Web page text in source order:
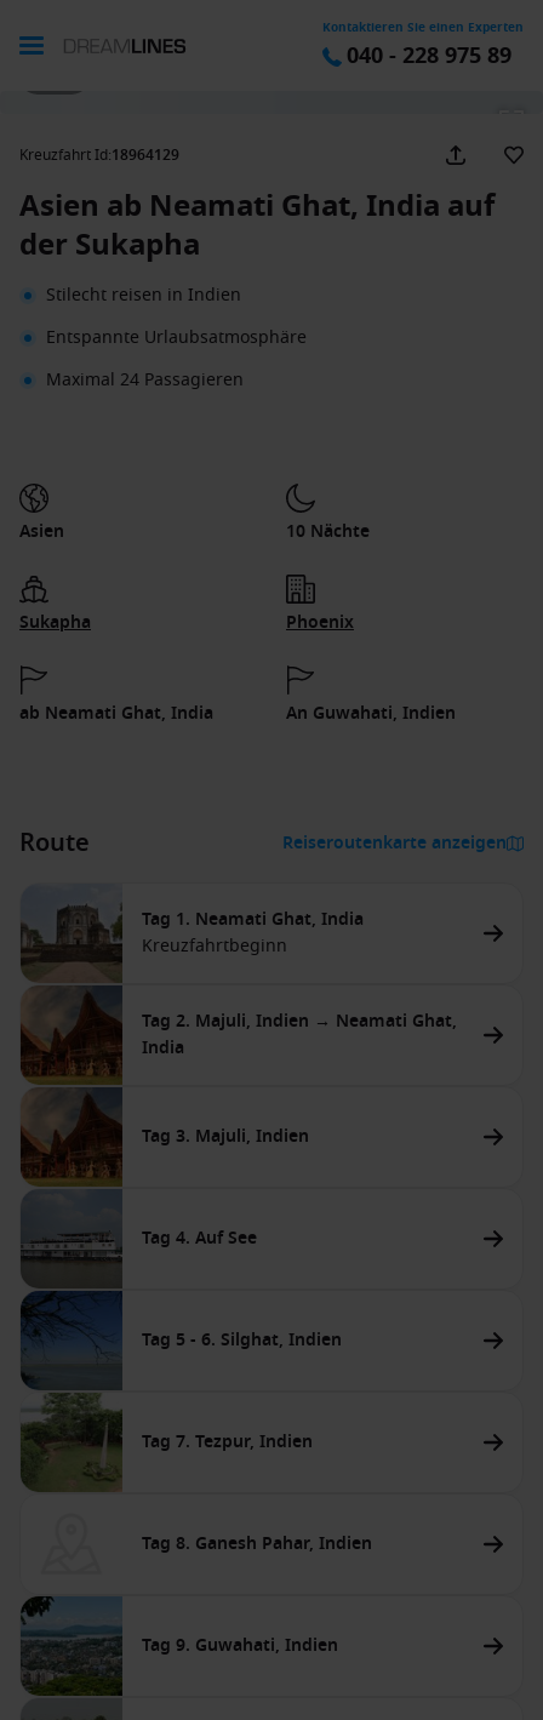
Kontaktieren Sie einen Experten
040 - 228 975 89
Kreuzfahrt Id:18964129
Asien ab Neamati Ghat, India auf
der Sukapha
Stilecht reisen in Indien
Entspannte Urlaubsatmosphäre
Maximal 24 Passagieren
Asien 10 Nächte
Sukapha Phoenix
ab Neamati Ghat, India An Guwahati, Indien
Route Reiseroutenkarte anzeigen
Tag 1. Neamati Ghat, India
Kreuzfahrtbeginn
Tag 2. Majuli, Indien → Neamati Ghat,
India
Tag 3. Majuli, Indien
Tag 4. Auf See
Tag 5 - 6. Silghat, Indien
Tag 7. Tezpur, Indien
Tag 8. Ganesh Pahar, Indien
Tag 9. Guwahati, Indien